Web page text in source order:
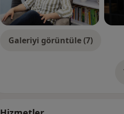
Galeriyi görüntüle (7)